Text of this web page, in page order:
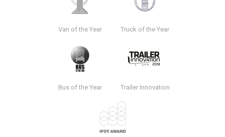
Van of the Year Truck of the Year
Bus of the Year Trailer Innovation